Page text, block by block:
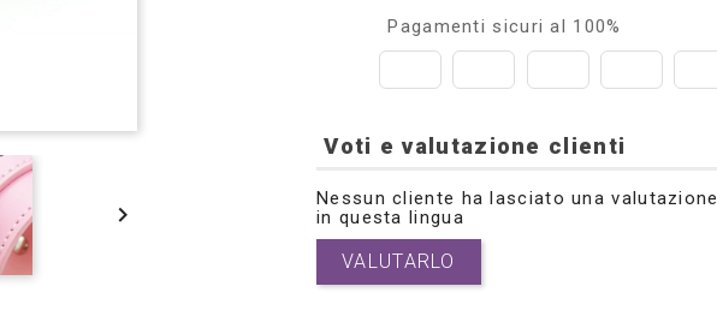

Pagamenti sicuri al 100%
Voti e valutazione clienti
Nessun cliente ha lasciato una valutazione
in questa lingua
VALUTARLO